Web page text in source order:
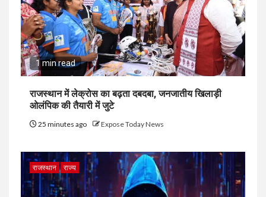
1 min read
राजस्थान में लेक्रोस का बढ़ता दबदबा, जनजातीय खिलाड़ी
ओलंपिक की तैयारी में जुटे
25 minutes ago Expose Today News
राजस्थान राज्य